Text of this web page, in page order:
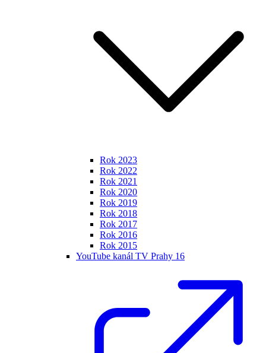
Rok 2023
Rok 2022
Rok 2021
Rok 2020
Rok 2019
Rok 2018
Rok 2017
Rok 2016
Rok 2015
YouTube kanál TV Prahy 16